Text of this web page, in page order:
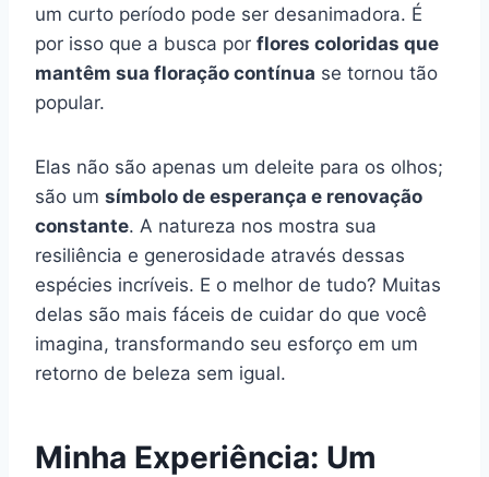
um curto período pode ser desanimadora. É
por isso que a busca por flores coloridas que
mantêm sua floração contínua se tornou tão
popular.
Elas não são apenas um deleite para os olhos;
são um símbolo de esperança e renovação
constante. A natureza nos mostra sua
resiliência e generosidade através dessas
espécies incríveis. E o melhor de tudo? Muitas
delas são mais fáceis de cuidar do que você
imagina, transformando seu esforço em um
retorno de beleza sem igual.
Minha Experiência: Um